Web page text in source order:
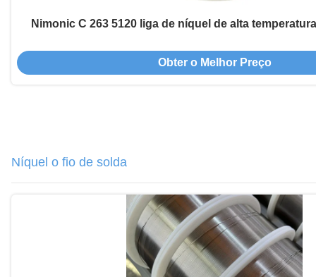
Nimonic C 263 5120 liga de níquel de alta
Obter o Melhor Preço
Níquel o fio de solda